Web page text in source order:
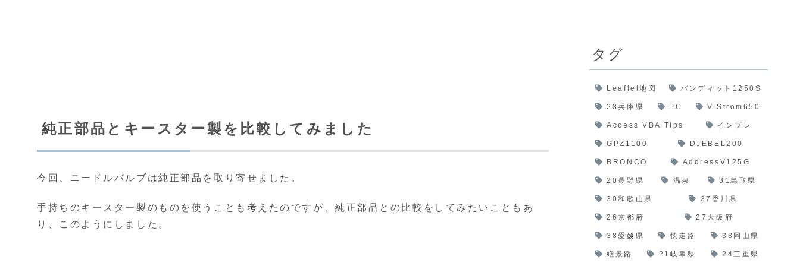
純正部品とキースター製を比較してみました
今回、ニードルバルブは純正部品を取り寄せました。
手持ちのキースター製のものを使うことも考えたのですが、純正部品との比較をしてみたいこともあ
り、このようにしました。
タグ
Leaflet地図 バンディット1250S
28兵庫県 PC V-Strom650
Access VBA Tips インプレ
GPZ1100 DJEBEL200
BRONCO AddressV125G
20長野県 温泉 31鳥取県
30和歌山県 37香川県
26京都府 27大阪府
38愛媛県 快走路 33岡山県
絶景路 21岐阜県 24三重県